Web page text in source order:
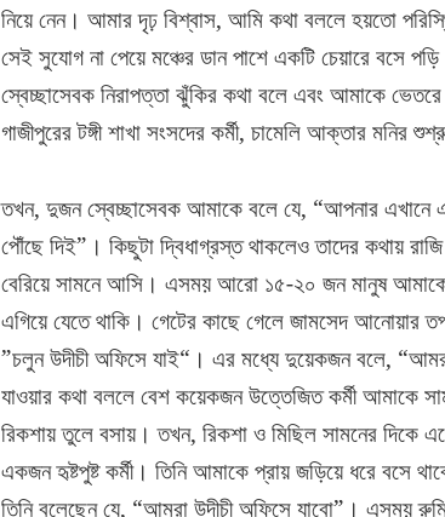
নিয়ে নেন। আমার দৃঢ় বিশ্বাস, আমি কথা বললে হয়তো
সেই সুযোগ না পেয়ে মঞ্চের ডান পাশে একটি চেয়ারে বসে
স্বেচ্ছাসেবক নিরাপত্তা ঝুঁকির কথা বলে এবং আমাকে
গাজীপুরের টঙ্গী শাখা সংসদের কর্মী, চামেলি আক্তার মনির
তখন, দুজন স্বেচ্ছাসেবক আমাকে বলে যে, “আপনার এখানে
পৌঁছে দিই”। কিছুটা দ্বিধাগ্রস্ত থাকলেও তাদের কথায়
বেরিয়ে সামনে আসি। এসময় আরো ১৫-২০ জন মানুষ আমাকে
এগিয়ে যেতে থাকি। গেটের কাছে গেলে জামসেদ আনোয়ার
”চলুন উদীচী অফিসে যাই“। এর মধ্যে দুয়েকজন বলে,
যাওয়ার কথা বললে বেশ কয়েকজন উত্তেজিত কর্মী আমাকে
রিকশায় তুলে বসায়। তখন, রিকশা ও মিছিল সামনের দিকে
একজন হৃষ্টপুষ্ট কর্মী। তিনি আমাকে প্রায় জড়িয়ে ধরে বসে
তিনি বলেছেন যে, “আমরা উদীচী অফিসে যাবো”। এসময়